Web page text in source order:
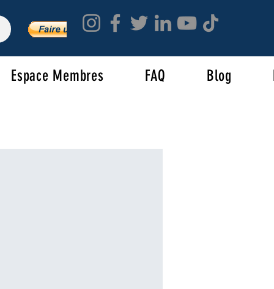
Espace Membres FAQ Blog